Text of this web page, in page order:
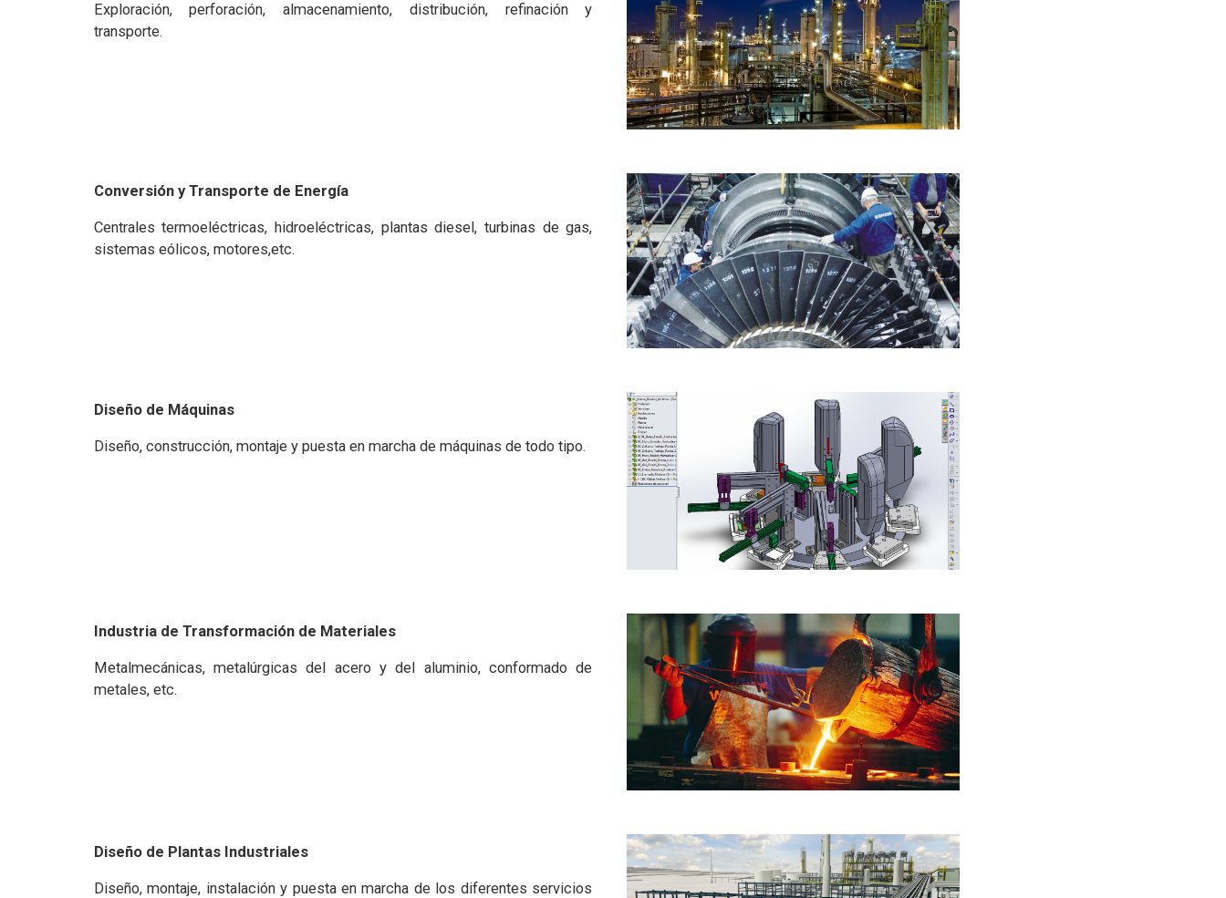
Exploración, perforación, almacenamiento, distribución, refinación y
transporte.
Conversión y Transporte de Energía
Centrales termoeléctricas, hidroeléctricas, plantas diesel, turbinas de gas,
sistemas eólicos, motores,etc.
Diseño de Máquinas
Diseño, construcción, montaje y puesta en marcha de máquinas de todo tipo.
Industria de Transformación de Materiales
Metalmecánicas, metalúrgicas del acero y del aluminio, conformado de
metales, etc.
Diseño de Plantas Industriales
Diseño, montaje, instalación y puesta en marcha de los diferentes servicios